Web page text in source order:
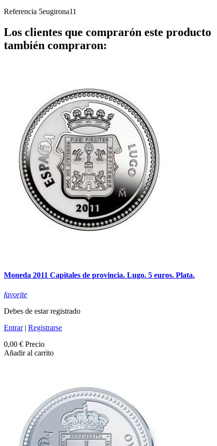
Referencia 5eugirona11
Los clientes que comprarón este producto
también compraron:
Moneda 2011 Capitales de provincia. Lugo. 5 euros. Plata.
favorite
Debes de estar registrado
Entrar| Registrarse
0,00 € Precio
Añadir al carrito